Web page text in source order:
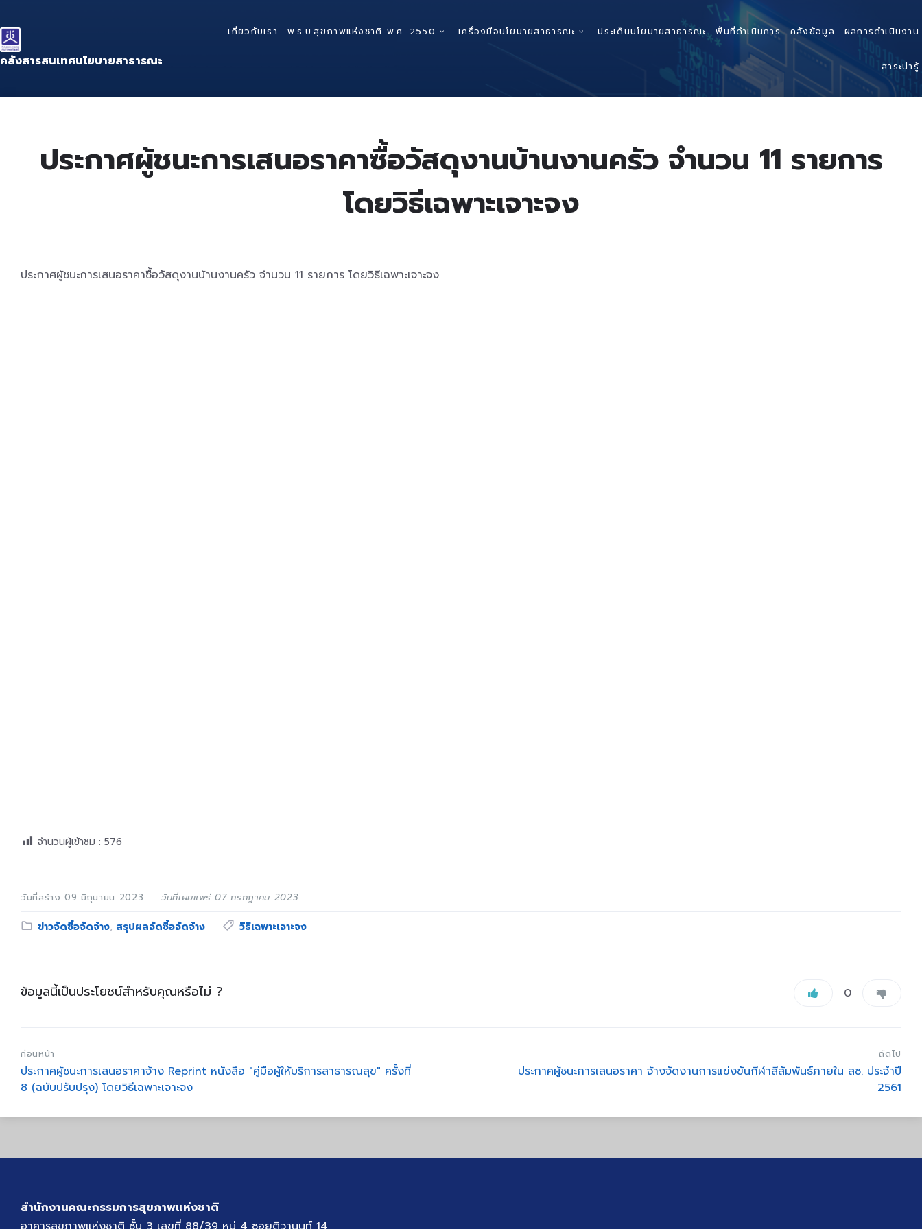
to
content
to
main
navigation
to
footer
คลังสารสนเทศนโยบายสาธารณะ
เกี่ยวกับเรา พ.ร.บ.สุขภาพแห่งชาติ พ.ศ. 2550 เครื่องมือนโยบายสาธารณะ ประเด็นนโยบายสาธารณะ พื้นที่ดำเนินการ คลังข้อมูล ผลการดำเนินงาน
สาระน่ารู้
ประกาศผู้ชนะการเสนอราคาซื้อวัสดุงานบ้านงานครัว จำนวน 11 รายการ
โดยวิธีเฉพาะเจาะจง
ประกาศผู้ชนะการเสนอราคาซื้อวัสดุงานบ้านงานครัว จำนวน 11 รายการ โดยวิธีเฉพาะเจาะจง
จำนวนผู้เข้าชม : 576
วันที่สร้าง 09 มิถุนายน 2023 วันที่เผยแพร่ 07 กรกฎาคม 2023
Category:
ข่าวจัดซื้อจัดจ้าง, สรุปผลจัดซื้อจัดจ้าง Tags:
วิธีเฉพาะเจาะจง
ข้อมูลนี้เป็นประโยชน์สำหรับคุณหรือไม่ ? 0
ถัดไป
ประกาศผู้ชนะการเสนอราคา จ้างจัดงานการแข่งขันกีฬาสีสัมพันธ์ภายใน สช. ประจำปี
2561
ก่อนหน้า
ประกาศผู้ชนะการเสนอราคาจ้าง Reprint หนังสือ "คู่มือผู้ให้บริการสาธารณสุข" ครั้งที่
8 (ฉบับปรับปรุง) โดยวิธีเฉพาะเจาะจง
สำนักงานคณะกรรมการสุขภาพแห่งชาติ